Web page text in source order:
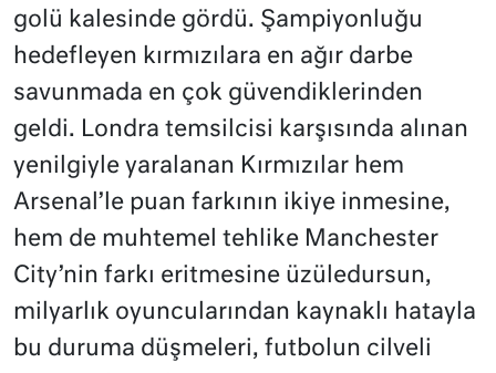
golü kalesinde gördü. Şampiyonluğu
hedefleyen kırmızılara en ağır darbe
savunmada en çok güvendiklerinden
geldi. Londra temsilcisi karşısında alınan
yenilgiyle yaralanan Kırmızılar hem
Arsenal’le puan farkının ikiye inmesine,
hem de muhtemel tehlike Manchester
City’nin farkı eritmesine üzüledursun,
milyarlık oyuncularından kaynaklı hatayla
bu duruma düşmeleri, futbolun cilveli